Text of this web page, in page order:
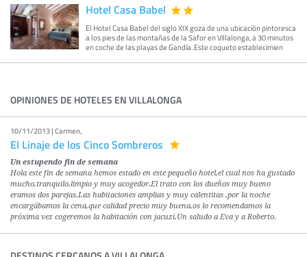
Hotel Casa Babel
El Hotel Casa Babel del siglo XIX goza de una ubicación pintoresca
a los pies de las montañas de la Safor en Villalonga, a 30 minutos
en coche de las playas de Gandía. Este coqueto establecimien
OPINIONES DE HOTELES EN VILLALONGA
10/11/2013 | Carmen,
El Linaje de los Cinco Sombreros
Un estupendo fin de semana
Hola este fin de semana hemos estado en este pequeño hotel,el cual nos ha gustado
mucho,tranquilo,limpio y muy acogedor.El trato con los dueños muy bueno
eramos dos parejas.Las habitaciones amplias y muy calentitas ,por la noche
encargábamos la cena,que calidad precio muy buena,os lo recomendamos la
próxima vez cogeremos la habitación con jacuzi,Un saludo a Eva y a Roberto.